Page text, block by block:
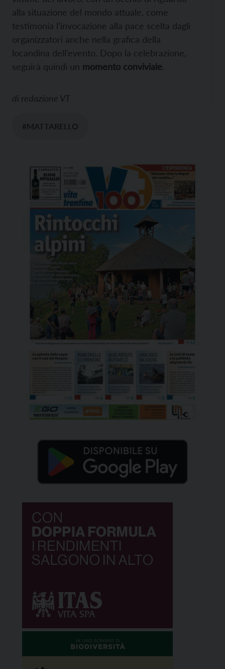
alla situazione del mondo attuale, come
testimonia l’invocazione alla pace scelta dagli
organizzatori anche nella grafica della
locandina dell’evento. Dopo la celebrazione,
seguirà quindi un momento conviviale.
di redazione VT
#MATTARELLO